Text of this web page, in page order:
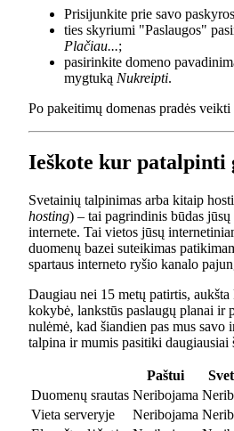
Prisijunkite prie savo paskyros
ties skyriumi "Paslaugos"
Plačiau...;
pasirinkite domeno
mygtuką Nukreipti.
Po pakeitimų domenas pradės veikti
Ieškote kur patalpinti
Svetainių talpinimas arba kitaip
hosting) – tai pagrindinis būdas
internete. Tai vietos jūsų
duomenų bazei suteikimas
spartaus interneto ryšio kanalo
Daugiau nei 15 metų patirtis,
kokybė, lankstūs paslaugų planai ir
nulėmė, kad šiandien pas mus savo
talpina ir mumis pasitiki daugiausiai
Paštui
Duomenų srautas Neribojama
Vieta serveryje
Neribojama